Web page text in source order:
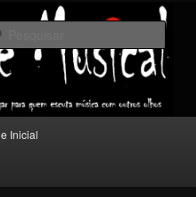
outros olhos.
Inicial